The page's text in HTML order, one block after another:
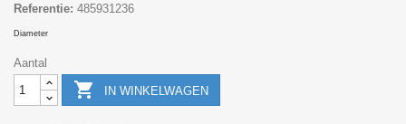
Referentie: 485931236
Diameter
Aantal
 IN WINKELWAGEN